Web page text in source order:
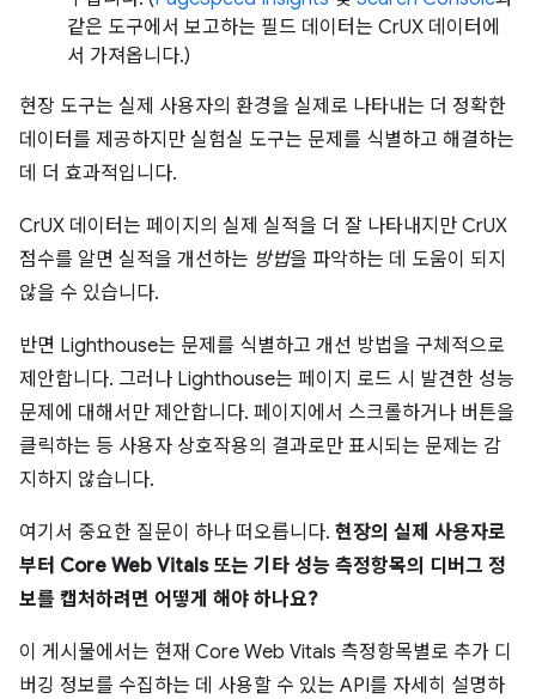
같은 도구에서 보고하는 필드 데이터는 CrUX 데이터에
서 가져옵니다.)
현장 도구는 실제 사용자의 환경을 실제로 나타내는 더 정확한
데이터를 제공하지만 실험실 도구는 문제를 식별하고 해결하는
데 더 효과적입니다.
CrUX 데이터는 페이지의 실제 실적을 더 잘 나타내지만 CrUX
점수를 알면 실적을 개선하는 방법을 파악하는 데 도움이 되지
않을 수 있습니다.
반면 Lighthouse는 문제를 식별하고 개선 방법을 구체적으로
제안합니다. 그러나 Lighthouse는 페이지 로드 시 발견한 성능
문제에 대해서만 제안합니다. 페이지에서 스크롤하거나 버튼을
클릭하는 등 사용자 상호작용의 결과로만 표시되는 문제는 감
지하지 않습니다.
여기서 중요한 질문이 하나 떠오릅니다. 현장의 실제 사용자로
부터 Core Web Vitals 또는 기타 성능 측정항목의 디버그 정
보를 캡처하려면 어떻게 해야 하나요?
이 게시물에서는 현재 Core Web Vitals 측정항목별로 추가 디
버깅 정보를 수집하는 데 사용할 수 있는 API를 자세히 설명하